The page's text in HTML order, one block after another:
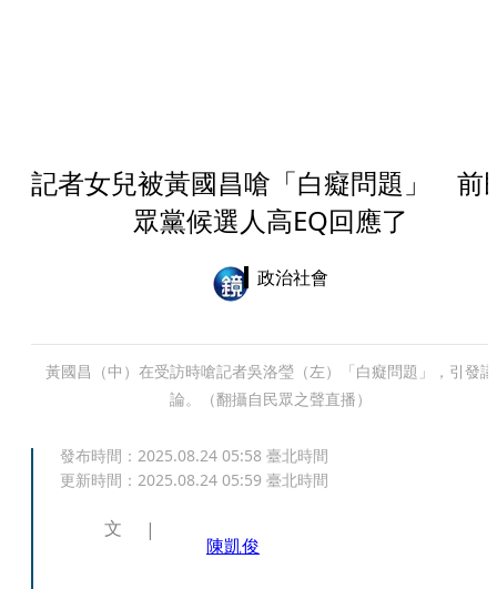
記者女兒被黃國昌嗆「白癡問題」 前
眾黨候選人高EQ回應了
政治社會
黃國昌（中）在受訪時嗆記者吳洛瑩（左）「白癡問題」，引發議
論。（翻攝自民眾之聲直播）
發布時間： 2025.08.24 05:58 臺北時間
更新時間： 2025.08.24 05:59 臺北時間
文
陳凱俊